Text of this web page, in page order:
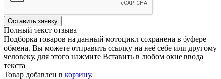
Оставить заявку
Полный текст отзыва
Подборка товаров на данный мотоцикл сохранена в буфере
обмена. Вы можете отправить ссылку на неё себе или другому
человеку, для этого нажмите Вставить в любом окне ввода
текста
Товар добавлен в корзину.